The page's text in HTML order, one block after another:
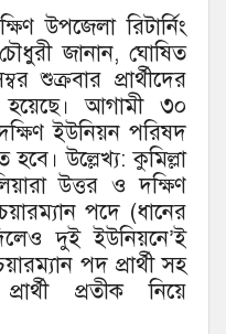
উপজেলা রিটার্নিং
জানান, ঘোষিত
শুক্রবার প্রার্থীদের
হয়েছে। আগামী ৩০
ইউনিয়ন পরিষদ
হবে। উল্লেখ্য: কুমিল্লা
উত্তর ও দক্ষিণ
পদে (ধানের
দুই ইউনিয়নে’ই
পদ প্রার্থী সহ
প্রতীক নিয়ে